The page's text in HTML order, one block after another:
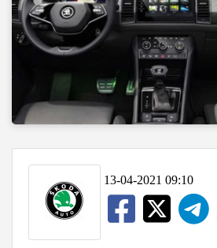
13-04-2021 09:10